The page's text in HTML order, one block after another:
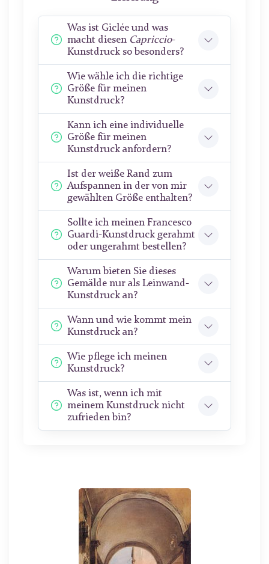
Was ist Giclée und was
macht diesen Capriccio-
Kunstdruck so besonders?
Wie wähle ich die richtige
Größe für meinen
Kunstdruck?
Kann ich eine individuelle
Größe für meinen
Kunstdruck anfordern?
Ist der weiße Rand zum
Aufspannen in der von mir
gewählten Größe enthalten?
Sollte ich meinen Francesco
Guardi-Kunstdruck gerahmt
oder ungerahmt bestellen?
Warum bieten Sie dieses
Gemälde nur als Leinwand-
Kunstdruck an?
Wann und wie kommt mein
Kunstdruck an?
Wie pflege ich meinen
Kunstdruck?
Was ist, wenn ich mit
meinem Kunstdruck nicht
zufrieden bin?